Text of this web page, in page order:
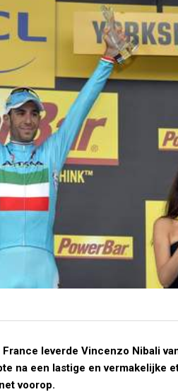
leverde Vincenzo Nibali
na een lastige en vermakelijke
voorop.